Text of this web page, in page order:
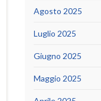
Agosto 2025
Luglio 2025
Giugno 2025
Maggio 2025